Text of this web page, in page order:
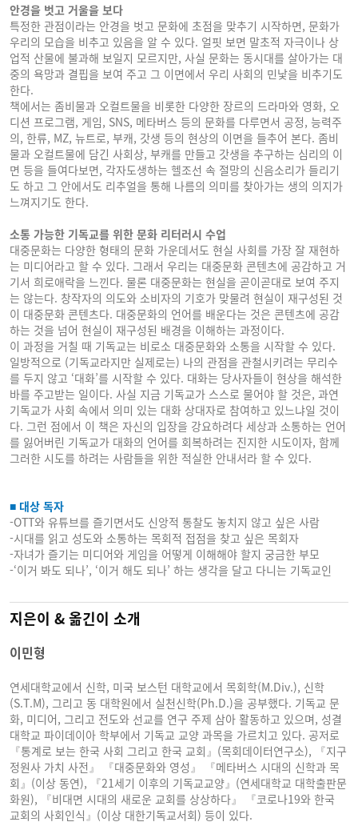
안경을 벗고 거울을 보다
특정한 관점이라는 안경을 벗고 문화에 초점을 맞추기 시작하면, 문화가
우리의 모습을 비추고 있음을 알 수 있다. 얼핏 보면 말초적 자극이나 상
업적 산물에 불과해 보일지 모르지만, 사실 문화는 동시대를 살아가는 대
중의 욕망과 결핍을 보여 주고 그 이면에서 우리 사회의 민낯을 비추기도
한다.
책에서는 좀비물과 오컬트물을 비롯한 다양한 장르의 드라마와 영화, 오
디션 프로그램, 게임, SNS, 메타버스 등의 문화를 다루면서 공정, 능력주
의, 한류, MZ, 뉴트로, 부캐, 갓생 등의 현상의 이면을 들추어 본다. 좀비
물과 오컬트물에 담긴 사회상, 부캐를 만들고 갓생을 추구하는 심리의 이
면 등을 들여다보면, 각자도생하는 헬조선 속 절망의 신음소리가 들리기
도 하고 그 안에서도 리추얼을 통해 나름의 의미를 찾아가는 생의 의지가
느껴지기도 한다.
소통 가능한 기독교를 위한 문화 리터러시 수업
대중문화는 다양한 형태의 문화 가운데서도 현실 사회를 가장 잘 재현하
는 미디어라고 할 수 있다. 그래서 우리는 대중문화 콘텐츠에 공감하고 거
기서 희로애락을 느낀다. 물론 대중문화는 현실을 곧이곧대로 보여 주지
는 않는다. 창작자의 의도와 소비자의 기호가 맞물려 현실이 재구성된 것
이 대중문화 콘텐츠다. 대중문화의 언어를 배운다는 것은 콘텐츠에 공감
하는 것을 넘어 현실이 재구성된 배경을 이해하는 과정이다.
이 과정을 거칠 때 기독교는 비로소 대중문화와 소통을 시작할 수 있다.
일방적으로 (기독교라지만 실제로는) 나의 관점을 관철시키려는 무리수
를 두지 않고 ‘대화’를 시작할 수 있다. 대화는 당사자들이 현상을 해석한
바를 주고받는 일이다. 사실 지금 기독교가 스스로 물어야 할 것은, 과연
기독교가 사회 속에서 의미 있는 대화 상대자로 참여하고 있느냐일 것이
다. 그런 점에서 이 책은 자신의 입장을 강요하려다 세상과 소통하는 언어
를 잃어버린 기독교가 대화의 언어를 회복하려는 진지한 시도이자, 함께
그러한 시도를 하려는 사람들을 위한 적실한 안내서라 할 수 있다.
■ 대상 독자
-OTT와 유튜브를 즐기면서도 신앙적 통찰도 놓치지 않고 싶은 사람
-시대를 읽고 성도와 소통하는 목회적 접점을 찾고 싶은 목회자
-자녀가 즐기는 미디어와 게임을 어떻게 이해해야 할지 궁금한 부모
-‘이거 봐도 되나’, ‘이거 해도 되나’ 하는 생각을 달고 다니는 기독교인
지은이 & 옮긴이 소개
이민형
연세대학교에서 신학, 미국 보스턴 대학교에서 목회학(M.Div.), 신학
(S.T.M), 그리고 동 대학원에서 실천신학(Ph.D.)을 공부했다. 기독교 문
화, 미디어, 그리고 전도와 선교를 연구 주제 삼아 활동하고 있으며, 성결
대학교 파이데이아 학부에서 기독교 교양 과목을 가르치고 있다. 공저로
『통계로 보는 한국 사회 그리고 한국 교회』(목회데이터연구소), 『지구
정원사 가치 사전』 『대중문화와 영성』 『메타버스 시대의 신학과 목
회』(이상 동연), 『21세기 이후의 기독교교양』(연세대학교 대학출판문
화원), 『비대면 시대의 새로운 교회를 상상하다』 『코로나19와 한국
교회의 사회인식』(이상 대한기독교서회) 등이 있다.